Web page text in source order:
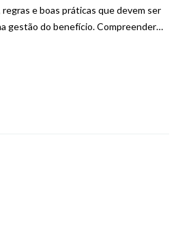
e boas práticas que devem ser
gestão do benefício. Compreender…